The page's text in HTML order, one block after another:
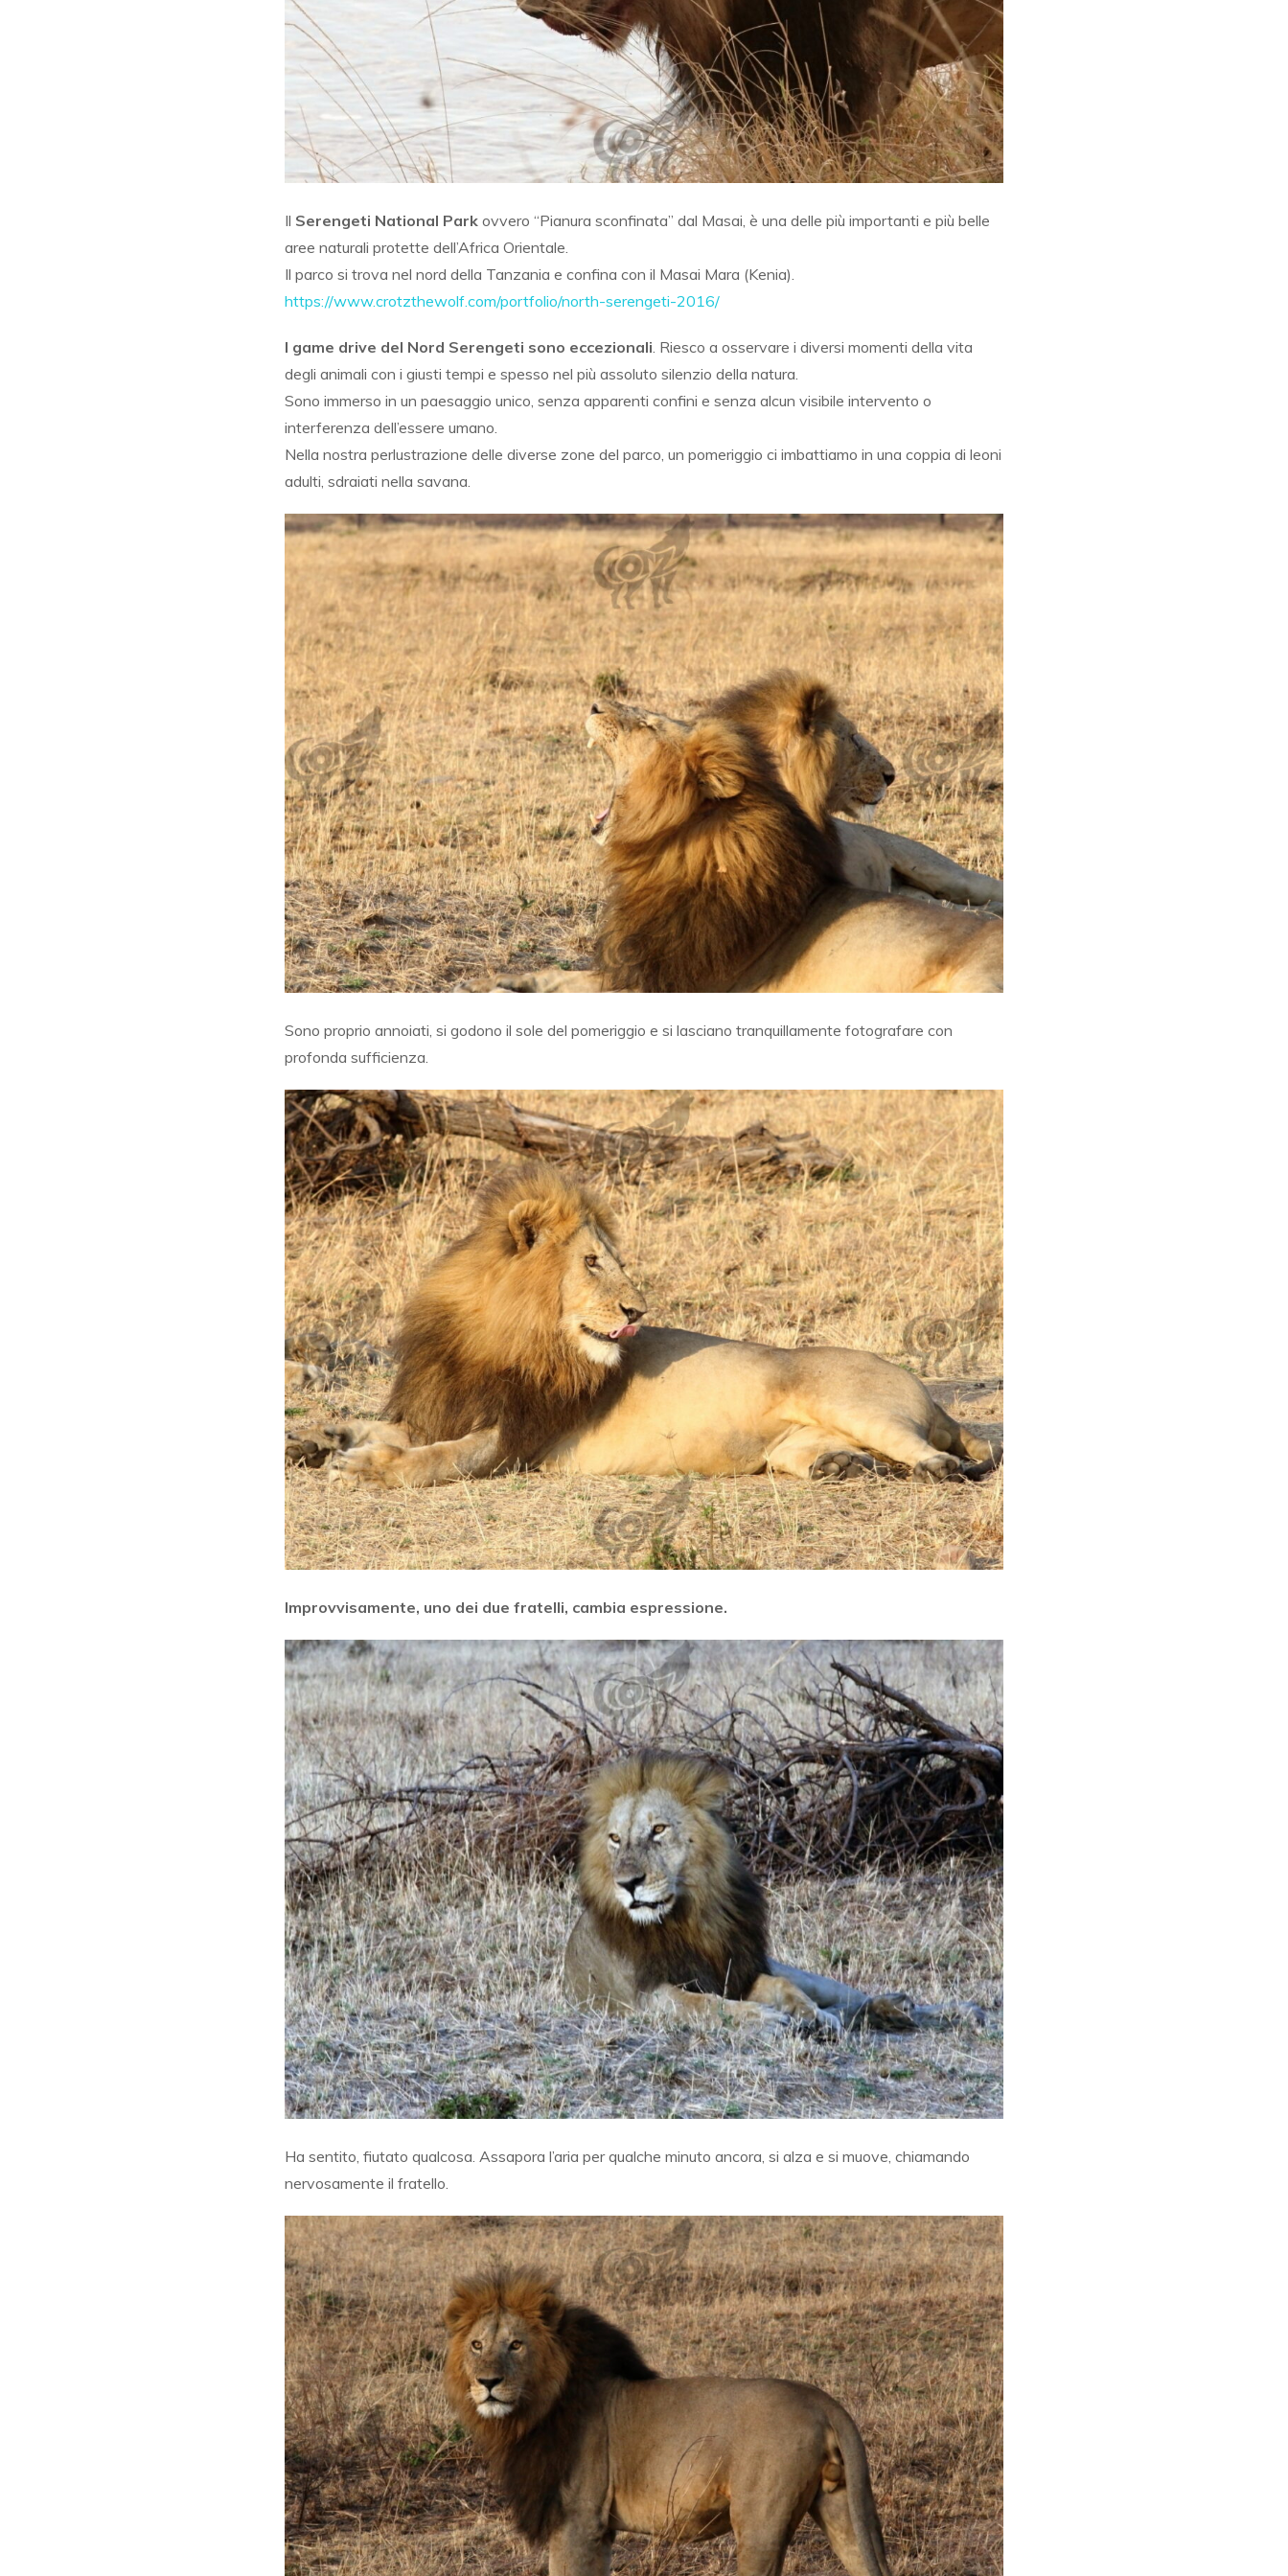
Il Serengeti National Park ovvero “Pianura sconfinata” dal Masai, è una delle più importanti e più belle
aree naturali protette dell’Africa Orientale.
Il parco si trova nel nord della Tanzania e confina con il Masai Mara (Kenia).
https://www.crotzthewolf.com/portfolio/north-serengeti-2016/
I game drive del Nord Serengeti sono eccezionali. Riesco a osservare i diversi momenti della vita
degli animali con i giusti tempi e spesso nel più assoluto silenzio della natura.
Sono immerso in un paesaggio unico, senza apparenti confini e senza alcun visibile intervento o
interferenza dell’essere umano.
Nella nostra perlustrazione delle diverse zone del parco, un pomeriggio ci imbattiamo in una coppia di leoni
adulti, sdraiati nella savana.
Sono proprio annoiati, si godono il sole del pomeriggio e si lasciano tranquillamente fotografare con
profonda sufficienza.
Improvvisamente, uno dei due fratelli, cambia espressione.
Ha sentito, fiutato qualcosa. Assapora l’aria per qualche minuto ancora, si alza e si muove, chiamando
nervosamente il fratello.